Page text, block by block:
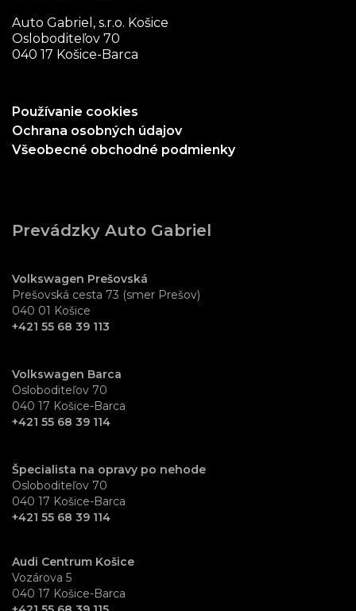
Auto Gabriel, s.r.o. Košice
Osloboditeľov 70
040 17 Košice-Barca
Používanie cookies
Ochrana osobných údajov
Všeobecné obchodné podmienky
Prevádzky Auto Gabriel
Volkswagen Prešovská
Prešovská cesta 73 (smer Prešov)
040 01 Košice
+421 55 68 39 113
Volkswagen Barca
Osloboditeľov 70
040 17 Košice-Barca
+421 55 68 39 114
Špecialista na opravy po nehode
Osloboditeľov 70
040 17 Košice-Barca
+421 55 68 39 114
Audi Centrum Košice
Vozárova 5
040 17 Košice-Barca